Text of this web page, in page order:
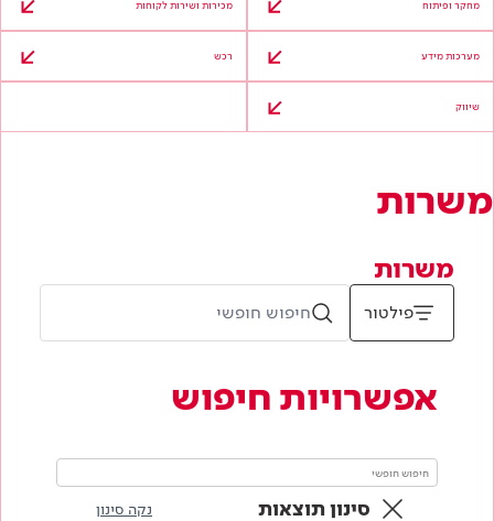
מחקר ופיתוח מכירות ושירות לקוחות
מערכות מידע רכש
שיווק
משרות
משרות
פילטור
אפשרויות חיפוש
סינון תוצאות נקה סינון